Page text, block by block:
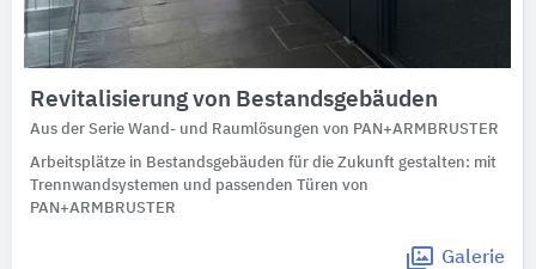
Revitalisierung von Bestandsgebäuden
Aus der Serie Wand- und Raumlösungen von PAN+ARMBRUSTER
Arbeitsplätze in Bestandsgebäuden für die Zukunft gestalten: mit
Trennwandsystemen und passenden Türen von
PAN+ARMBRUSTER
Galerie